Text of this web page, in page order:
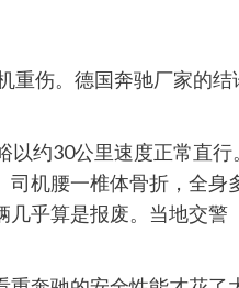
伤。德国奔驰厂家的
约30公里速度正常直
机腰一椎体骨折，全身
乎算是报废。当地交警